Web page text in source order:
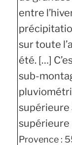
entre
sur toute
été. […]
sub-
supérieure
supérieure
Provence :